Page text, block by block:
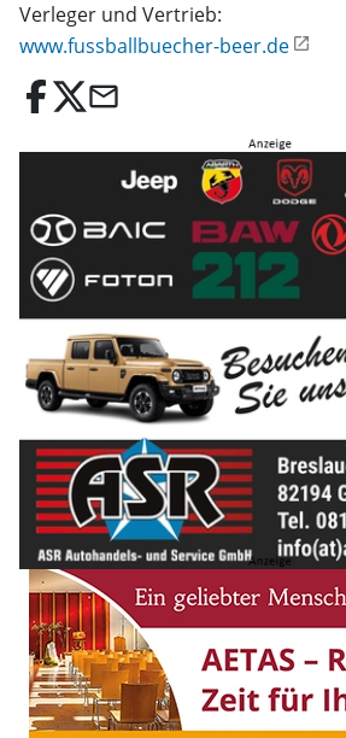
Verleger und Vertrieb:
www.fussballbuecher-beer.de
email